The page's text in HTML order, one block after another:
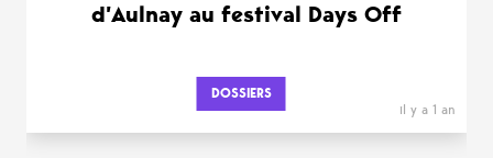
d’Aulnay au festival Days Off
DOSSIERS
il y a 1 an